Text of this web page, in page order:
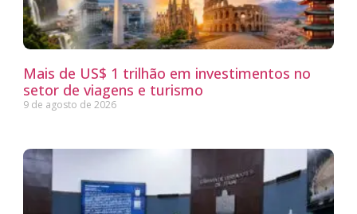
Mais de US$ 1 trilhão em investimentos no
setor de viagens e turismo
9 de agosto de 2026